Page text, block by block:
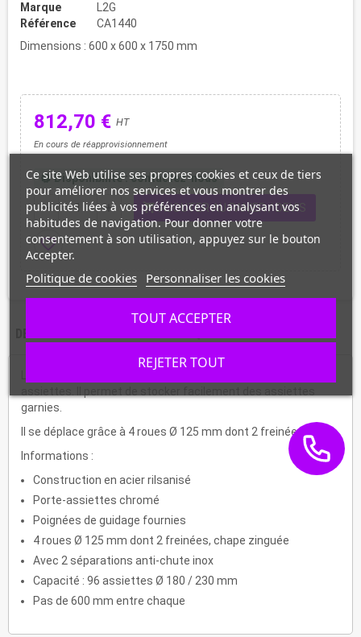
Marque
L2G
Référence
CA1440
Dimensions : 600 x 600 x 1750 mm
812,70 € HT
En cours de réapprovisionnement
new_releasesDisponibilité : contactez-nous
remove add shopping_cartAJOUTER AU PANIER / DEVIS
favorite_border
garnies.
Il se déplace grâce à 4 roues Ø 125 mm dont 2 freinées.
Informations :
Construction en acier rilsanisé
Porte-assiettes chromé
Poignées de guidage fournies
4 roues Ø 125 mm dont 2 freinées, chape zinguée
Avec 2 séparations anti-chute inox
Capacité : 96 assiettes Ø 180 / 230 mm
Pas de 600 mm entre chaque
Ce site Web utilise ses propres cookies et ceux de tiers
pour améliorer nos services et vous montrer des
publicités liées à vos préférences en analysant vos
habitudes de navigation. Pour donner votre
consentement à son utilisation, appuyez sur le bouton
Accepter.
Politique de cookies Personnaliser les cookies
REJETER TOUT
TOUT ACCEPTER